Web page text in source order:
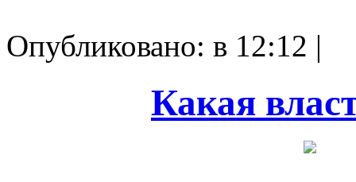
Опубликовано: в 12:12 |
Какая